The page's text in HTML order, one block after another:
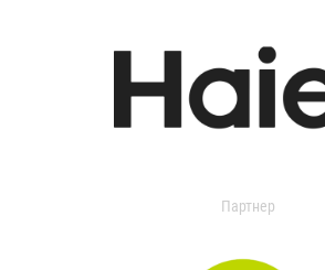
Партнер